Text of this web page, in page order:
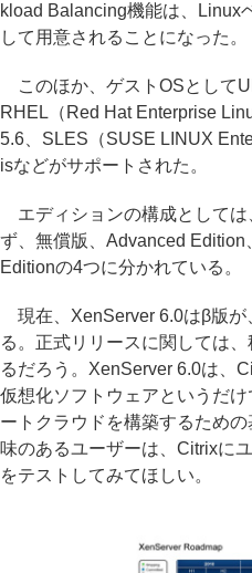
kload Balancing機能は、Linux
して用意されることになった。
このほか、ゲストOSとして
RHEL（Red Hat Enterprise
5.6、SLES（SUSE LINUX
isなどがサポートされた。
エディションの構成としては
ず、無償版、Advanced
Editionの4つに分かれている。
現在、XenServer 6.0はβ版が
る。正式リリースに関しては
るだろう。XenServer 6.0は、
仮想化ソフトウェアというだ
ートクラウドを構築するため
味のあるユーザーは、Citrixに
をテストしてみてほしい。